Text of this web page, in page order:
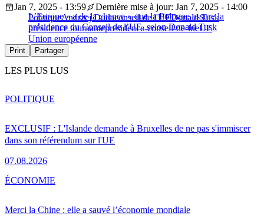
L’Europe « a de la chance » que la Pologne assure la
présidence du Conseil de l’UE, selon Donald Tusk
Jan 7, 2025 - 13:59
Dernière mise à jour: Jan 7, 2025 - 14:00
PolitiqueAndrzej Dudaconseil de l'UEDonald Tusk
présidence tournantepresidence-conseil-de-lueUE
Union européenne
Print Partager
LES PLUS LUS
EXCLUSIF : L'Islande demande à Bruxelles de ne pas s'immiscer
dans son référendum sur l'UE
07.08.2026
POLITIQUE
Merci la Chine : elle a sauvé l’économie mondiale
ÉCONOMIE